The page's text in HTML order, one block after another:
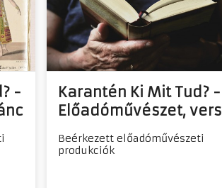
-
Karantén Ki Mit Tud? -
Előadóművészet, vers
Beérkezett előadóművészeti
produkciók